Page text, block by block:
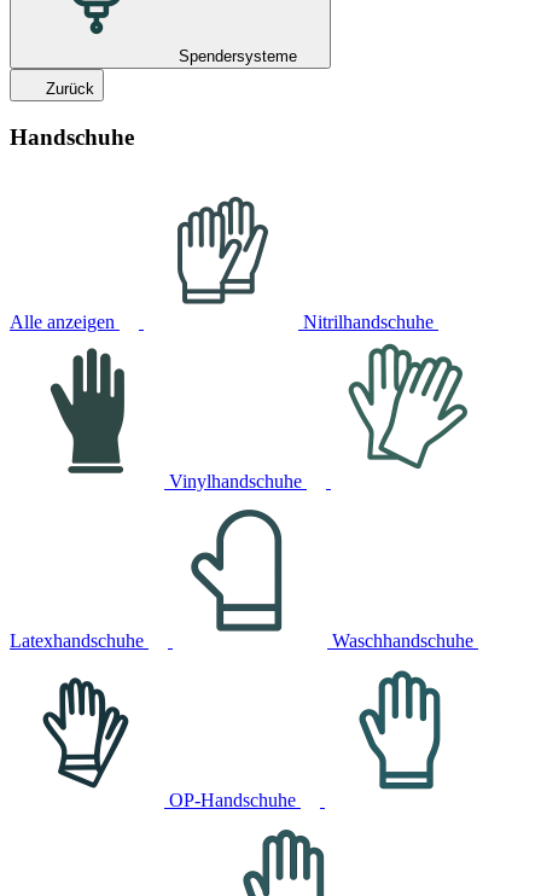
Spendersysteme
Zurück
Handschuhe
Alle anzeigen Nitrilhandschuhe
Vinylhandschuhe
Latexhandschuhe Waschhandschuhe
OP-Handschuhe